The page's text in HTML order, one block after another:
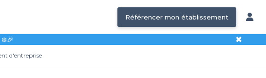
Référencer mon établissement
✖
d'entreprise